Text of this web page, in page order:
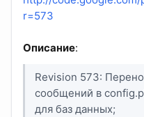
r=573
Описание:
Revision 573:
сообщений в
для баз данных;